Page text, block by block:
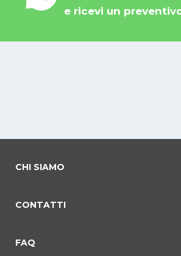
e ricevi un
CHI SIAMO
CONTATTI
FAQ